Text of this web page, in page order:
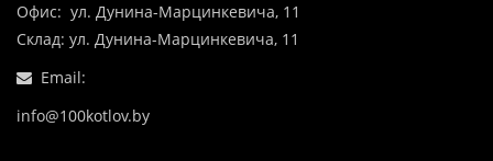
Офис: ул. Дунина-Марцинкевича, 11
Склад: ул. Дунина-Марцинкевича, 11
Email:
info@100kotlov.by